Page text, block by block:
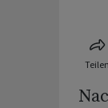
Teilen